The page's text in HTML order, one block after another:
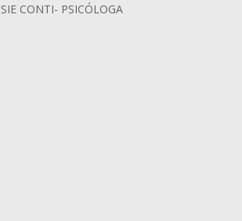
CONTI- PSICÓLOGA